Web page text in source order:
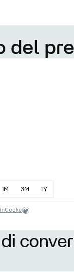
del
1M 3M 1Y